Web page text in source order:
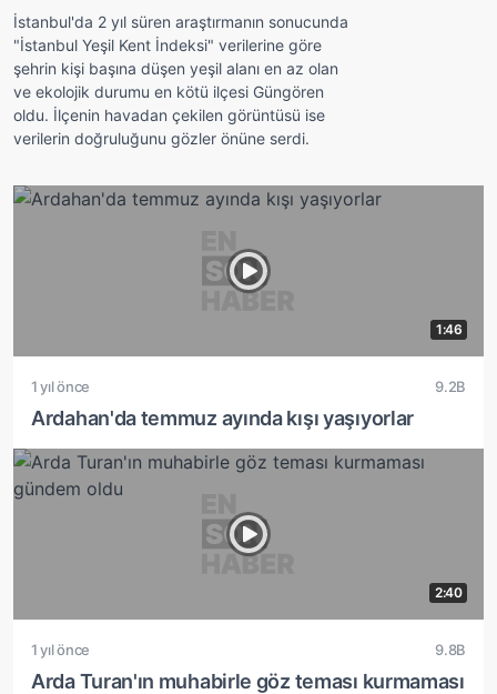
İstanbul'da 2 yıl süren araştırmanın sonucunda
"İstanbul Yeşil Kent İndeksi" verilerine göre
şehrin kişi başına düşen yeşil alanı en az olan
ve ekolojik durumu en kötü ilçesi Güngören
oldu. İlçenin havadan çekilen görüntüsü ise
verilerin doğruluğunu gözler önüne serdi.
1:46
1 yıl önce 9.2B
Ardahan'da temmuz ayında kışı yaşıyorlar
2:40
1 yıl önce 9.8B
Arda Turan'ın muhabirle göz teması kurmaması